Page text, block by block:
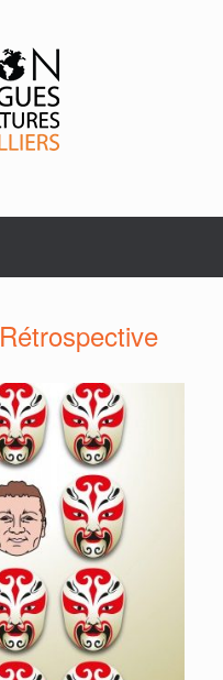
Rétrospective